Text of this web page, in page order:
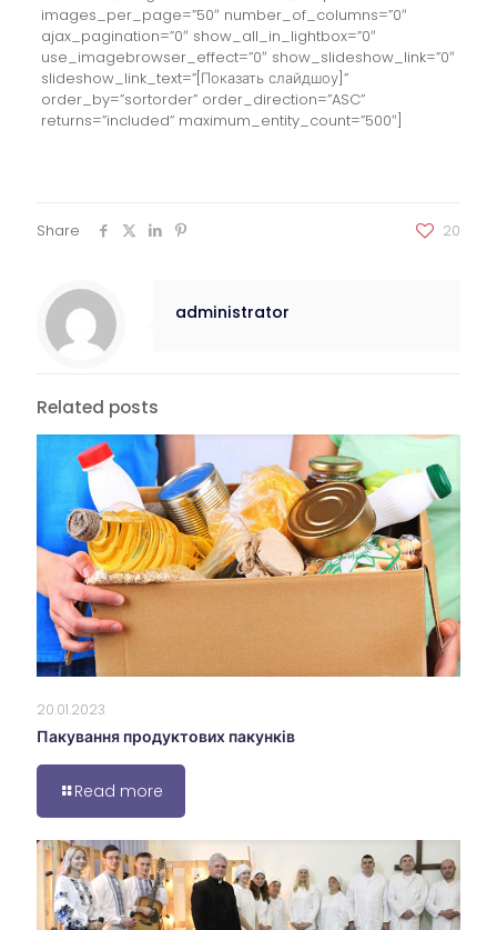
images_per_page=”50″ number_of_columns=”0″
ajax_pagination=”0″ show_all_in_lightbox=”0″
use_imagebrowser_effect=”0″ show_slideshow_link=”0″
slideshow_link_text=”[Показать слайдшоу]”
order_by=”sortorder” order_direction=”ASC”
returns=”included” maximum_entity_count=”500″]
Share 20
administrator
Related posts
20.01.2023
Пакування продуктових пакунків
Read more